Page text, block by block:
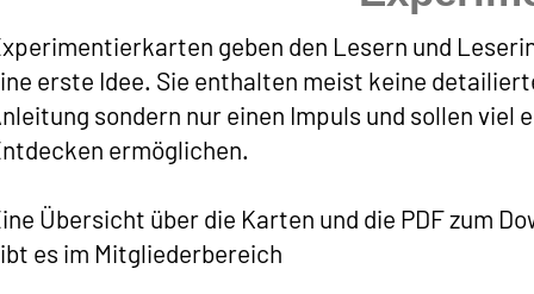
geben den Lesern und
erste Idee. Sie enthalten meist keine
sondern nur einen Impuls und sollen viel
ermöglichen.
Übersicht über die Karten und die PDF zum
es im Mitgliederbereich